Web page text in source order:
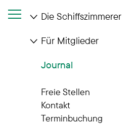
Die Schiffszimmerer
Für Mitglieder
Journal
Freie Stellen
Kontakt
Terminbuchung
Journal
Gut zu wissen